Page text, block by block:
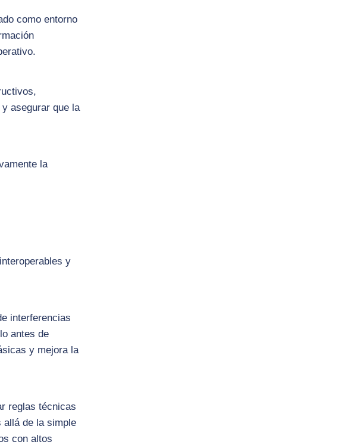
como entorno
asegurar que la
la
y
interferencias
antes de
y mejora la
reglas técnicas
allá de la simple
con altos